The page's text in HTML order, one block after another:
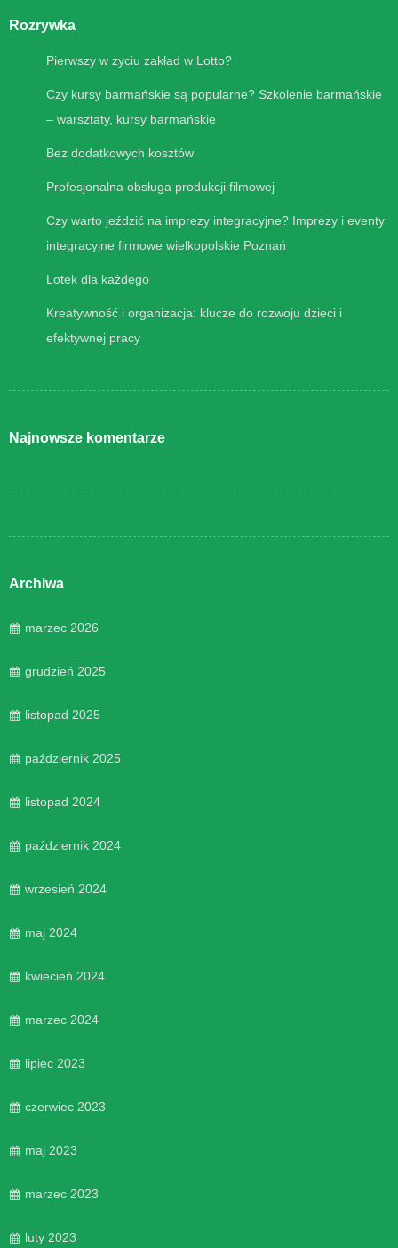
Rozrywka
Pierwszy w życiu zakład w Lotto?
Czy kursy barmańskie są popularne? Szkolenie barmańskie
– warsztaty, kursy barmańskie
Bez dodatkowych kosztów
Profesjonalna obsługa produkcji filmowej
Czy warto jeździć na imprezy integracyjne? Imprezy i eventy
integracyjne firmowe wielkopolskie Poznań
Lotek dla każdego
Kreatywność i organizacja: klucze do rozwoju dzieci i
efektywnej pracy
Najnowsze komentarze
Archiwa
marzec 2026
grudzień 2025
listopad 2025
październik 2025
listopad 2024
październik 2024
wrzesień 2024
maj 2024
kwiecień 2024
marzec 2024
lipiec 2023
czerwiec 2023
maj 2023
marzec 2023
luty 2023